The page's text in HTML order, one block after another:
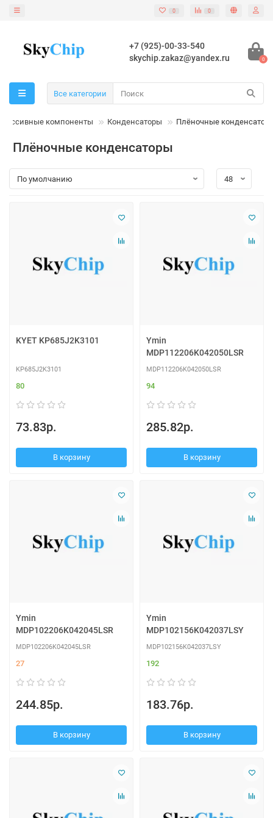
0 0
+7 (925)-00-33-540
skychip.zakaz@yandex.ru
0
Все категории
Пассивные компоненты Конденсаторы Плёночные
Плёночные конденсаторы
KYET KP685J2K3101
KP685J2K3101
80
73.83р.
В корзину
Ymin
MDP112206K042050LSR
MDP112206K042050LSR
94
285.82р.
В корзину
Ymin
MDP102206K042045LSR
MDP102206K042045LSR
27
244.85р.
В корзину
Ymin
MDP102156K042037LSY
MDP102156K042037LSY
192
183.76р.
В корзину